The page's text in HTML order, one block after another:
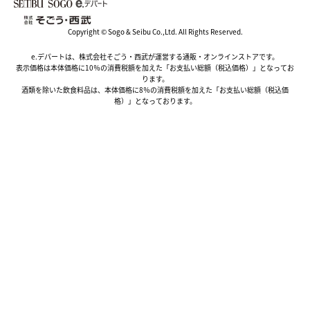
Copyright © Sogo & Seibu Co.,Ltd. All Rights Reserved.
e.デパートは、株式会社そごう・西武が運営する通販・オンラインストアです。
表示価格は本体価格に10％の消費税額を加えた「お支払い総額（税込価格）」となってお
ります。
酒類を除いた飲食料品は、本体価格に8％の消費税額を加えた「お支払い総額（税込価
格）」となっております。